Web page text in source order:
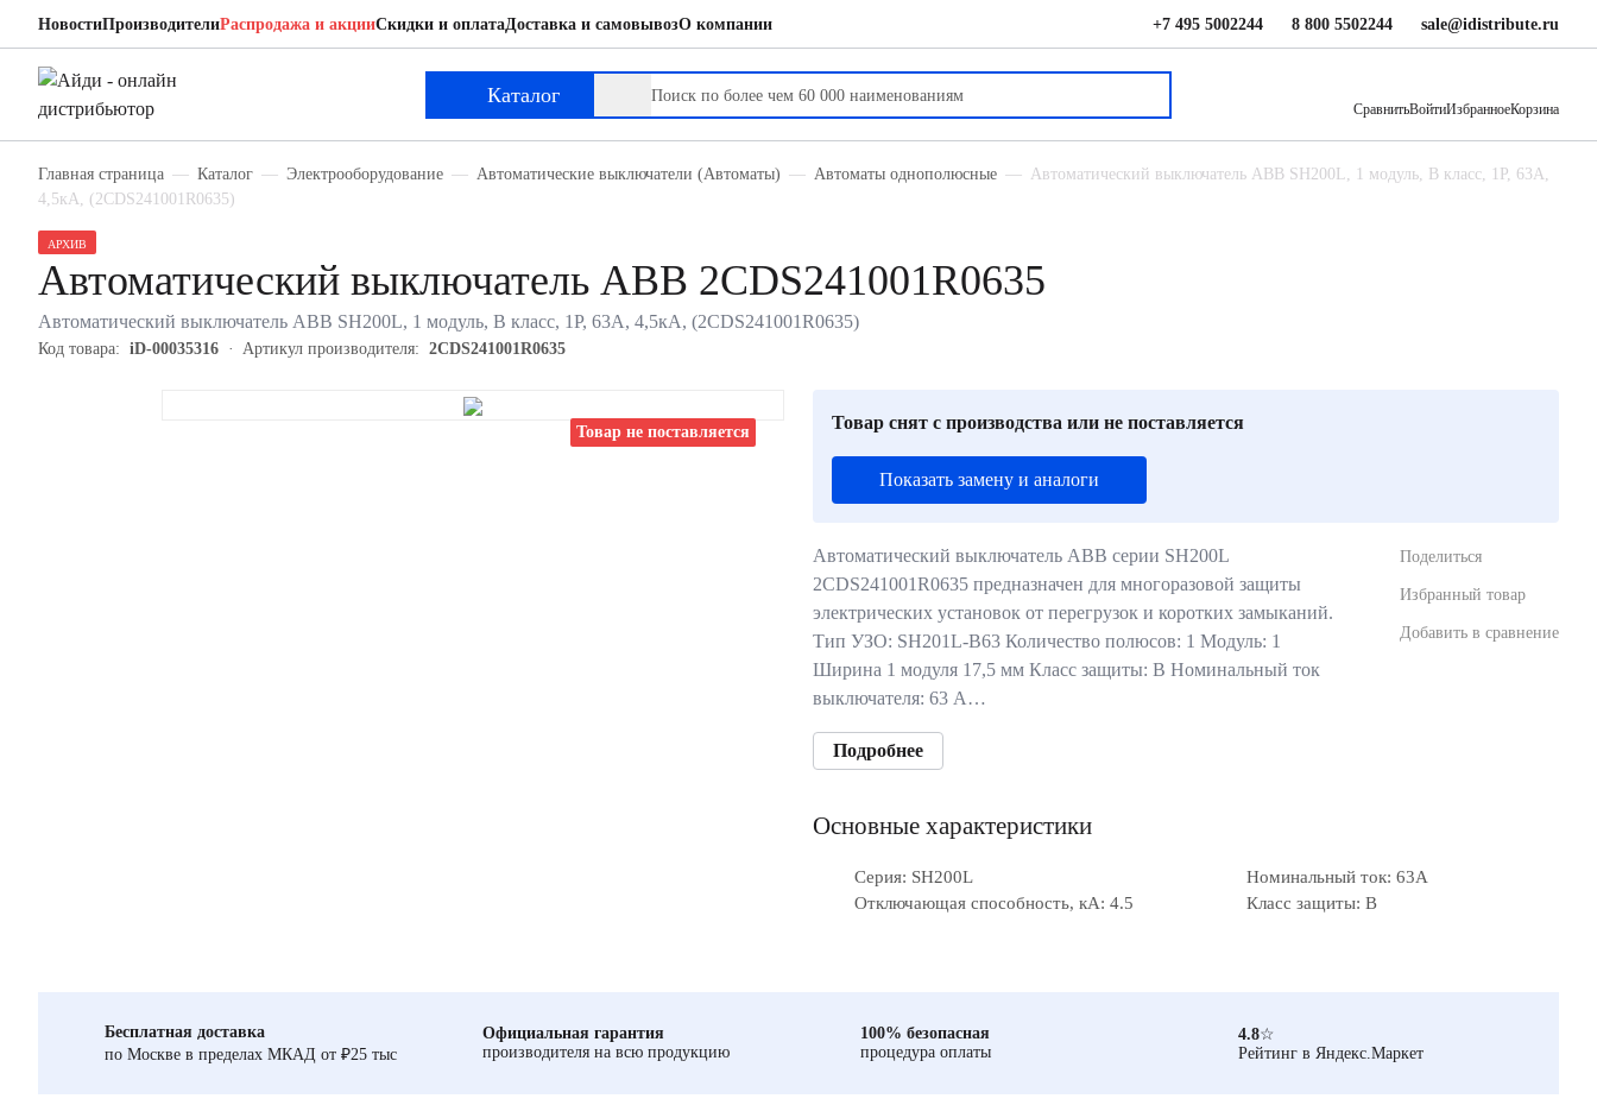
НовостиПроизводителиРаспродажа и акцииСкидки и оплатаДоставка и самовывозО компании +7 495 5002244 8 800 5502244 sale@idistribute.ru
Каталог
СравнитьВойтиИзбранноеКорзина
Главная страница Каталог Электрооборудование Автоматические выключатели (Автоматы) Автоматы однополюсные
Автоматический выключатель ABB SH200L, 1 модуль, B класс, 1P, 63А,
4,5кА, (2CDS241001R0635)
Товар не поставляется
АРХИВ
Автоматический выключатель ABB 2CDS241001R0635
Автоматический выключатель ABB SH200L, 1 модуль, B класс, 1P, 63А, 4,5кА, (2CDS241001R0635)
Код товара: iD-00035316 Артикул производителя: 2CDS241001R0635
Товар снят с производства или не поставляется
Показать замену и аналоги
Автоматический выключатель ABB серии SH200L
2CDS241001R0635 предназначен для многоразовой защиты
электрических установок от перегрузок и коротких замыканий.
Тип УЗО: SH201L-B63 Количество полюсов: 1 Модуль: 1
Ширина 1 модуля 17,5 мм Класс защиты: B Номинальный ток
выключателя: 63 А…
Подробнее
Поделиться
Избранный товар
Добавить в сравнение
Основные характеристики
Серия: SH200L
Номинальный ток: 63А
Отключающая способность, кА: 4.5
Класс защиты: B
Бесплатная доставка
по Москве в пределах МКАД от ₽25 тыс
Официальная гарантия
производителя на всю продукцию
100% безопасная
процедура оплаты
4.8☆
Рейтинг в Яндекс.Маркет
ABB 2CDS241001R0635
Автоматический выключатель